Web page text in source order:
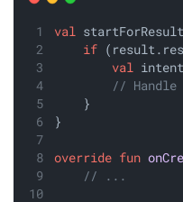
val startForResult
if
val intent
//
    }
}
override fun
// ...